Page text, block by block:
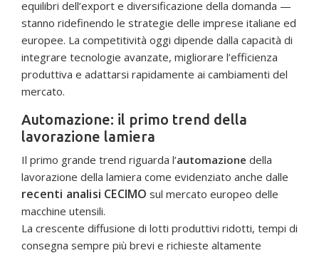
equilibri dell’export e diversificazione della domanda —
stanno ridefinendo le strategie delle imprese italiane ed
europee. La competitività oggi dipende dalla capacità di
integrare tecnologie avanzate, migliorare l’efficienza
produttiva e adattarsi rapidamente ai cambiamenti del
mercato.
Automazione: il primo trend della
lavorazione lamiera
Il primo grande trend riguarda l’automazione della
lavorazione della lamiera come evidenziato anche dalle
recenti analisi CECIMO sul mercato europeo delle
macchine utensili.
La crescente diffusione di lotti produttivi ridotti, tempi di
consegna sempre più brevi e richieste altamente